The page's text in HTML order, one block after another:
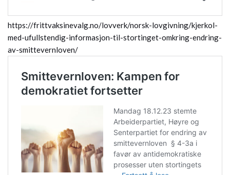
https://frittvaksinevalg.no/lovverk/norsk-lovgivning/kjerkol-
med-ufullstendig-informasjon-til-stortinget-omkring-endring-
av-smittevernloven/